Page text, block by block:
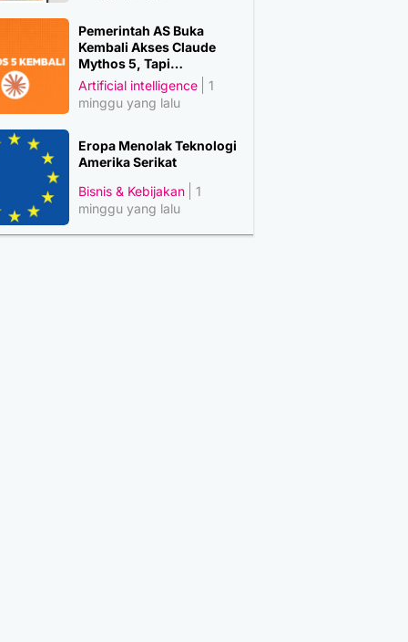
Pemerintah AS Buka
Kembali Akses Claude
Mythos 5, Tapi…
Artificial intelligence
1
minggu yang lalu
Eropa Menolak Teknologi
Amerika Serikat
Bisnis & Kebijakan
1
minggu yang lalu